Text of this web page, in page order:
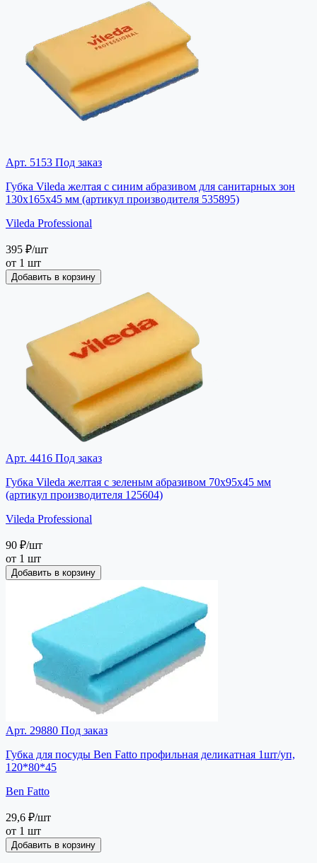
Арт. 5153 Под заказ
Губка Vileda желтая с синим абразивом для санитарных зон
130х165х45 мм (артикул производителя 535895)
Vileda Professional
395 ₽/шт
от 1 шт
Добавить в корзину
Арт. 4416 Под заказ
Губка Vileda желтая с зеленым абразивом 70х95х45 мм
(артикул производителя 125604)
Vileda Professional
90 ₽/шт
от 1 шт
Добавить в корзину
Арт. 29880 Под заказ
Губка для посуды Ben Fatto профильная деликатная 1шт/уп,
120*80*45
Ben Fatto
29,6 ₽/шт
от 1 шт
Добавить в корзину